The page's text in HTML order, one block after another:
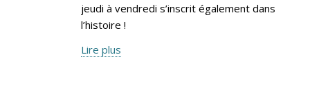
jeudi à vendredi s’inscrit également dans
l’histoire !
Lire plus